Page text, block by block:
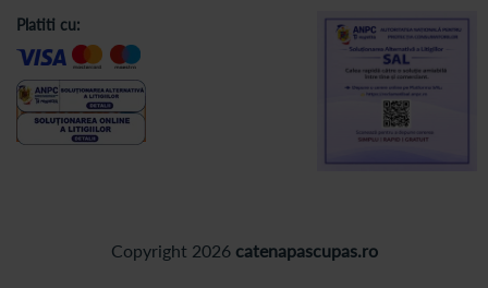
Copyright 2026 catenapascupas.ro
Platiti cu: